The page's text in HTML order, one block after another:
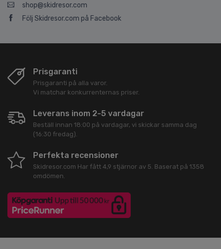
shop@skidresor.com
Följ Skidresor.com på Facebook
Prisgaranti
Prisgaranti på alla varor.
Vi matchar konkurrenternas priser.
Leverans inom 2-5 vardagar
Beställ innan 18:00 på vardagar, vi skickar samma dag
(16:30 fredag).
Perfekta recensioner
Skidresor.com Har fått 4,9 stjärnor av 5 . Baserat på 1358
omdömen.